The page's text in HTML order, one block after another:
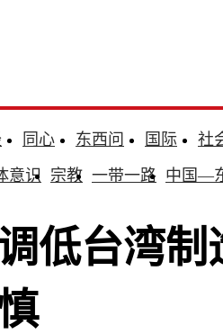
同心 东西问 国际
社
意识 宗教 一带一路 中国—
低台湾